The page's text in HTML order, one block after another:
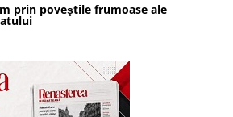
prin poveştile frumoase ale